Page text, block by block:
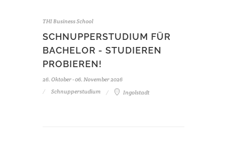
THI Business School
SCHNUPPERSTUDIUM FÜR
BACHELOR - STUDIEREN
PROBIEREN!
26. Oktober - 06. November 2026
Schnupperstudium
Ingolstadt